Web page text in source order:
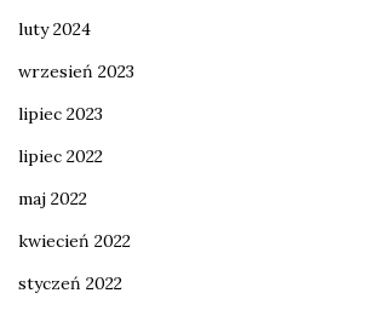
luty 2024
wrzesień 2023
lipiec 2023
lipiec 2022
maj 2022
kwiecień 2022
styczeń 2022